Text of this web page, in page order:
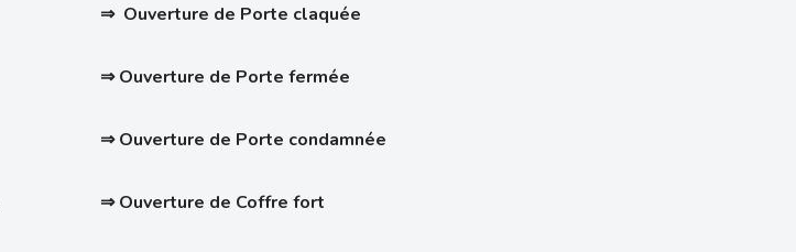
⇒ Ouverture de Porte claquée
⇒ Ouverture de Porte fermée
⇒ Ouverture de Porte condamnée
⇒ Ouverture de Coffre fort